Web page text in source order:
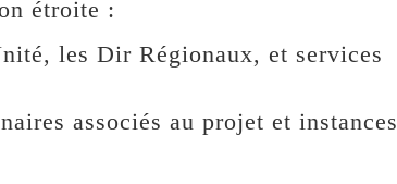
étroite :
les Dir Régionaux, et services
associés au projet et instances